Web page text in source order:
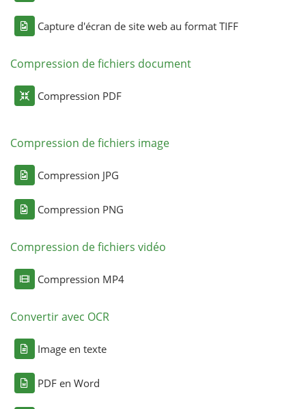
Capture d'écran de site web au format TIFF
Compression de fichiers document
Compression PDF
Compression de fichiers image
Compression JPG
Compression PNG
Compression de fichiers vidéo
Compression MP4
Convertir avec OCR
Image en texte
PDF en Word